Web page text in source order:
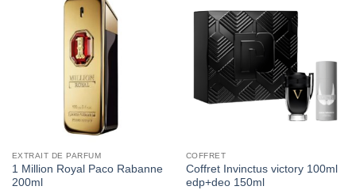
EXTRAIT DE PARFUM
1 Million Royal Paco Rabanne
200ml
COFFRET
Coffret Invinctus victory 100ml
edp+deo 150ml